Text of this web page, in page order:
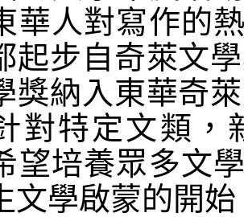
華人對寫作的
起步自奇萊文
獎納入東華奇
對特定文類，
望培養眾多文
文學啟蒙的開始